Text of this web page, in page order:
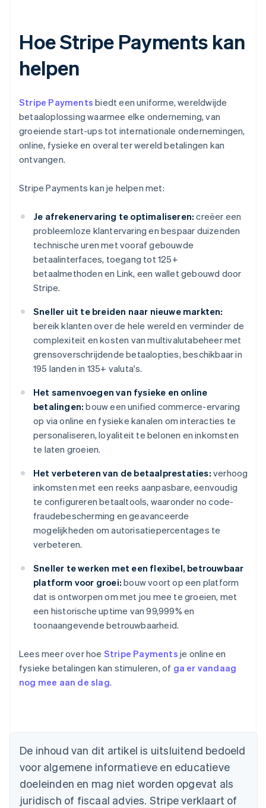
Hoe Stripe Payments kan
helpen
Stripe Payments biedt een uniforme, wereldwijde
betaaloplossing waarmee elke onderneming, van
groeiende start-ups tot internationale ondernemingen,
online, fysieke en overal ter wereld betalingen kan
ontvangen.
Stripe Payments kan je helpen met:
Je afrekenervaring te optimaliseren: creëer een
probleemloze klantervaring en bespaar duizenden
technische uren met vooraf gebouwde
betaalinterfaces, toegang tot 125+
betaalmethoden en Link, een wallet gebouwd door
Stripe.
Sneller uit te breiden naar nieuwe markten:
bereik klanten over de hele wereld en verminder de
complexiteit en kosten van multivalutabeheer met
grensoverschrijdende betaalopties, beschikbaar in
195 landen in 135+ valuta's.
Het samenvoegen van fysieke en online
betalingen: bouw een unified commerce-ervaring
op via online en fysieke kanalen om interacties te
personaliseren, loyaliteit te belonen en inkomsten
te laten groeien.
Het verbeteren van de betaalprestaties: verhoog
inkomsten met een reeks aanpasbare, eenvoudig
te configureren betaaltools, waaronder no code-
fraudebescherming en geavanceerde
mogelijkheden om autorisatiepercentages te
verbeteren.
Sneller te werken met een flexibel, betrouwbaar
platform voor groei: bouw voort op een platform
dat is ontworpen om met jou mee te groeien, met
een historische uptime van 99,999% en
toonaangevende betrouwbaarheid.
Lees meer over hoe Stripe Payments je online en
fysieke betalingen kan stimuleren, of ga er vandaag
nog mee aan de slag.
De inhoud van dit artikel is uitsluitend bedoeld
voor algemene informatieve en educatieve
doeleinden en mag niet worden opgevat als
juridisch of fiscaal advies. Stripe verklaart of
English
Nederlands FrançaisDeutschEnglish
Brazilië
Português
Bulgarije
English